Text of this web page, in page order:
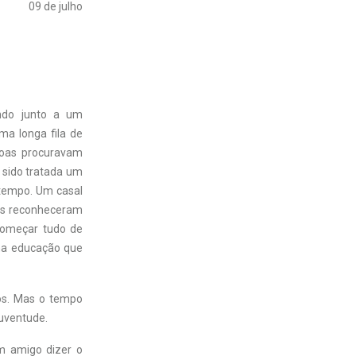
09 de julho
junto a um
longa fila de
procuravam
tratada um
Um casal
reconheceram
tudo de
educação que
Mas o tempo
amigo dizer o